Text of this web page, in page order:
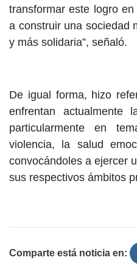
transformar este logro
a construir una sociedad
y más solidaria”, señaló.
De igual forma, hizo
enfrentan actualmente
particularmente en
violencia, la salud
convocándoles a ejercer
sus respectivos ámbitos
Comparte está noticia en: